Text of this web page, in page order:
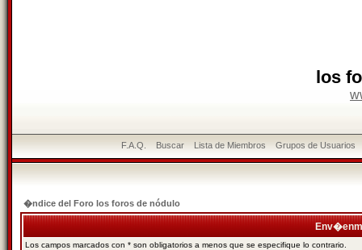
los
F.A.Q. Buscar Lista de Miembros Grupos de Usuarios
�ndice del Foro los foros de nódulo
Los campos marcados con * son obligatorios a menos que se especifique lo contrario.